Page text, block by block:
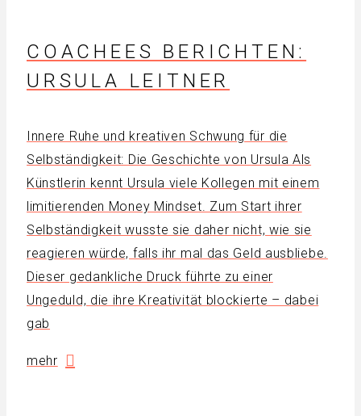
COACHEES BERICHTEN:
URSULA LEITNER
Innere Ruhe und kreativen Schwung für die
Selbständigkeit: Die Geschichte von Ursula Als
Künstlerin kennt Ursula viele Kollegen mit einem
limitierenden Money Mindset. Zum Start ihrer
Selbständigkeit wusste sie daher nicht, wie sie
reagieren würde, falls ihr mal das Geld ausbliebe.
Dieser gedankliche Druck führte zu einer
Ungeduld, die ihre Kreativität blockierte – dabei
gab
mehr